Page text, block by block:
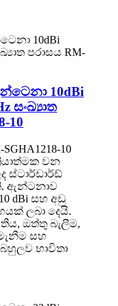
10dBi
සංඛ්‍යාත
10
10
වන
ස්ටාර්ඩාර්ඩ්
ඇන්ටනාව
dBi සහ අඩු
ලබා දෙයි.
ඔත්තු බැලීම,
සහ
භාවිතා